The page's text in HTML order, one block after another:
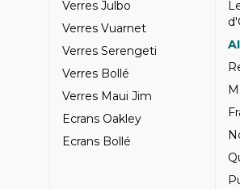
Verres Julbo
Verres Vuarnet
Verres Serengeti
Verres Bollé
Verres Maui Jim
Ecrans Oakley
Ecrans Bollé